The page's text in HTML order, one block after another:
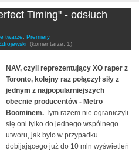
Timing" - odsłuch
twarze
Premiery
(komentarze: 1)
NAV, czyli reprezentujący XO raper z
Toronto, kolejny raz połączył siły z
jednym z najpopularniejszych
obecnie producentów - Metro
Boominem. Tym razem nie ograniczyli
się oni tylko do jednego wspólnego
utworu, jak było w przypadku
dobijającego już do 10 mln wyświetleń